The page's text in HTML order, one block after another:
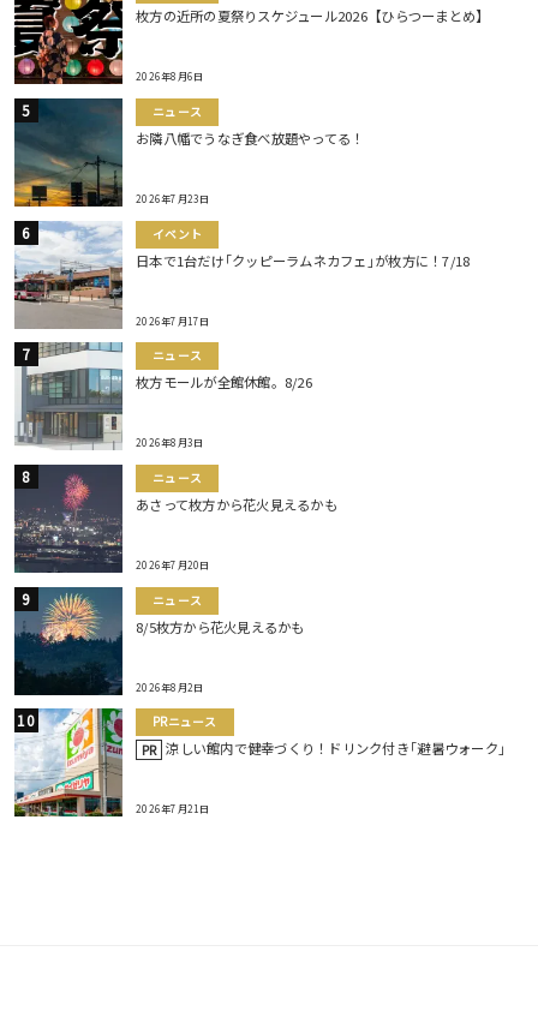
枚方の近所の夏祭りスケジュール2026【ひらつーまとめ】
2026年8月6日
ニュース
お隣八幡でうなぎ食べ放題やってる！
2026年7月23日
イベント
日本で1台だけ｢クッピーラムネカフェ｣が枚方に！7/18
2026年7月17日
ニュース
枚方モールが全館休館。8/26
2026年8月3日
ニュース
あさって枚方から花火見えるかも
2026年7月20日
ニュース
8/5枚方から花火見えるかも
2026年8月2日
PRニュース
PR 涼しい館内で健幸づくり！ドリンク付き｢避暑ウォーク｣
2026年7月21日